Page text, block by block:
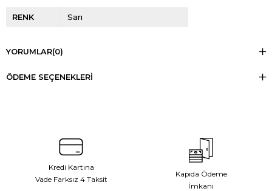
RENK Sarı
YORUMLAR(0)
ÖDEME SEÇENEKLERI
Kredi Kartına
Vade Farksız 4 Taksit
Kapıda Ödeme
İmkanı